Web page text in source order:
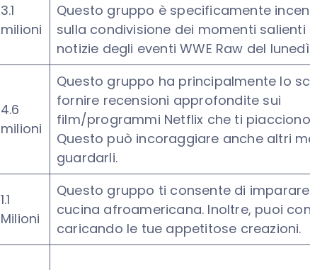
3.1
milioni
Questo gruppo è specificamente
sulla condivisione dei momenti salienti
notizie degli eventi WWE Raw del
4.6
milioni
Questo gruppo ha principalmente lo
fornire recensioni approfondite sui
film/programmi Netflix che ti
Questo può incoraggiare anche altri
guardarli.
1.1
Milioni
Questo gruppo ti consente di
cucina afroamericana. Inoltre, puoi
caricando le tue appetitose creazioni.